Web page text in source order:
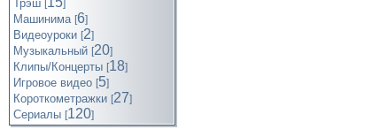
Трэш [ ]
Машинима [6]
Видеоуроки [2]
Музыкальный [20]
Клипы/Концерты [18]
Игровое видео [5]
Короткометражки [27]
Cериалы [120]